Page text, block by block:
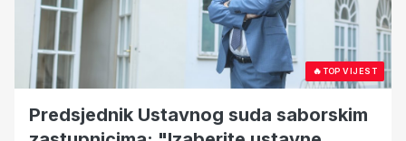
🔥TOP VIJEST
Predsjednik Ustavnog suda saborskim